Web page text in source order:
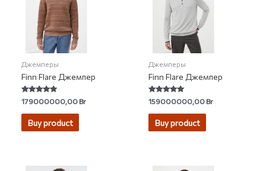
Джемперы
Finn Flare Джемпер
Rated
5.00
out of 5
179000000,00Br
Buy product
Джемперы
Finn Flare Джемпер
Rated
4.93
out of 5
159000000,00Br
Buy product